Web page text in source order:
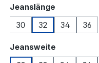
Jeanslängeauswählen
30
32 34 36
Jeansweiteauswählen